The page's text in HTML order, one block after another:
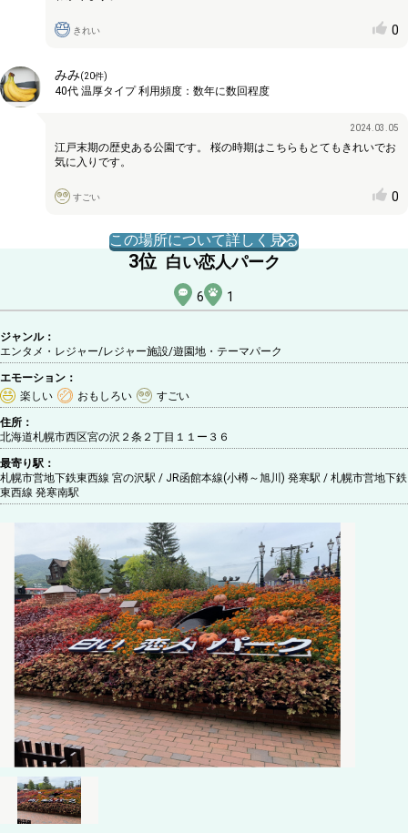
きれい 0
みみ(20件)
40代 温厚タイプ利用頻度： 数年に数回程度
2024.03.05
江戸末期の歴史ある公園です。 桜の時期はこちらもとてもきれいでお
気に入りです。
すごい 0
この場所について詳しく見る
3位 白い恋人パーク
6 1
ジャンル：
エンタメ・レジャー/レジャー施設/遊園地・テーマパーク
エモーション：
楽しい
おもしろい すごい
住所：
北海道札幌市西区宮の沢２条２丁目１１ー３６
最寄り駅：
札幌市営地下鉄東西線 宮の沢駅 / JR函館本線(小樽～旭川) 発寒駅 / 札幌市営地下鉄
東西線 発寒南駅